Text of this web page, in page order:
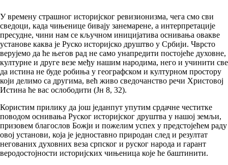
У времену страшног историјског ревизионизма, чега смо сви
сведоци, када чињенице бивају занемарене, а интерпретације
пресудне, чини нам се кључном иницијатива оснивања овакве
установе каква је Руско историјско друштво у Србији. Чврсто
верујемо да ће његов рад не само унапредити постојеће духовне,
културне и друге везе међу нашим народима, него и учинити све
да истина не буде робиња у географском и културном простору
који делимо са другима, већ живо сведочанство речи Христовој
Истина ће вас ослободити (Јн 8, 32).
Користим прилику да још једанпут упутим срдачне честитке
поводом оснивања Руског историјског друштва у нашој земљи,
призовем благослов Божји и пожелим успех у предстојећем раду
овој установи, која је једноставно природан след и резултат
негованих духовних веза српског и руског народа и гарант
веродостојности историјских чињеница које ће баштинити.